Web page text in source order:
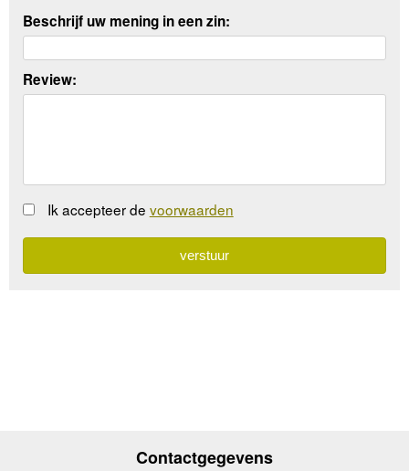
Beschrijf uw mening in een zin:
Review:
Ik accepteer de voorwaarden
Contactgegevens